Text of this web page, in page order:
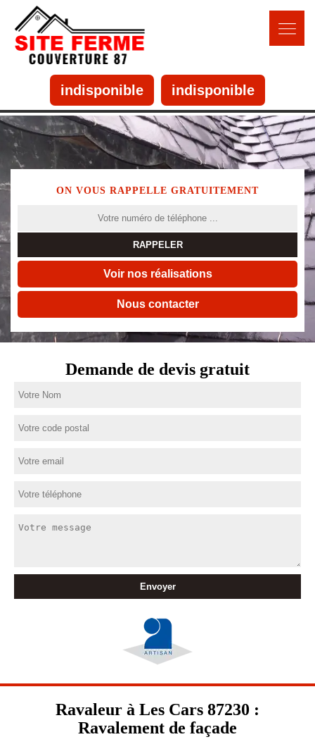
indisponible indisponible
ON VOUS RAPPELLE GRATUITEMENT
Voir nos réalisations
Nous contacter
Demande de devis gratuit
Ravaleur à Les Cars 87230 :
Ravalement de façade